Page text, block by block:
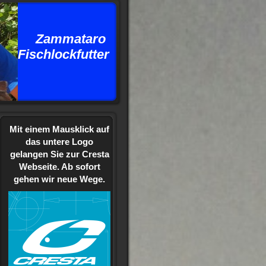
Mit einem Mausklick auf
das untere Logo
gelangen Sie zur Cresta
Webseite. Ab sofort
gehen wir neue Wege.